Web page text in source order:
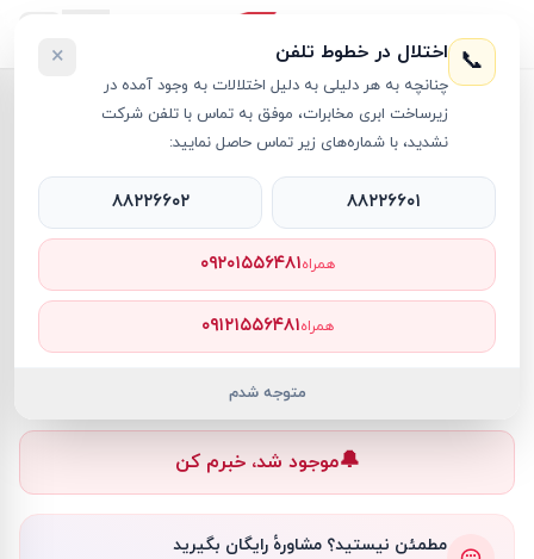
کامپیوتر دسکتاپ - Desktop PC
Dell
—
🔔موجود شد، خبرم کن
مطمئن نیستید؟ مشاورهٔ رایگان بگیرید
📞 اختلال در خطوط تلفن
چنانچه به هر دلیلی به دلیل اختلالات به وجود آمده در
زیرساخت ابری مخابرات، موفق به تماس با تلفن شرکت
نشدید، با شماره‌های زیر تماس حاصل نمایید:
×
۸۸۲۲۶۶۰۱ ۸۸۲۲۶۶۰۲
همراه۰۹۲۰۱۵۵۶۴۸۱
همراه۰۹۱۲۱۵۵۶۴۸۱
متوجه شدم